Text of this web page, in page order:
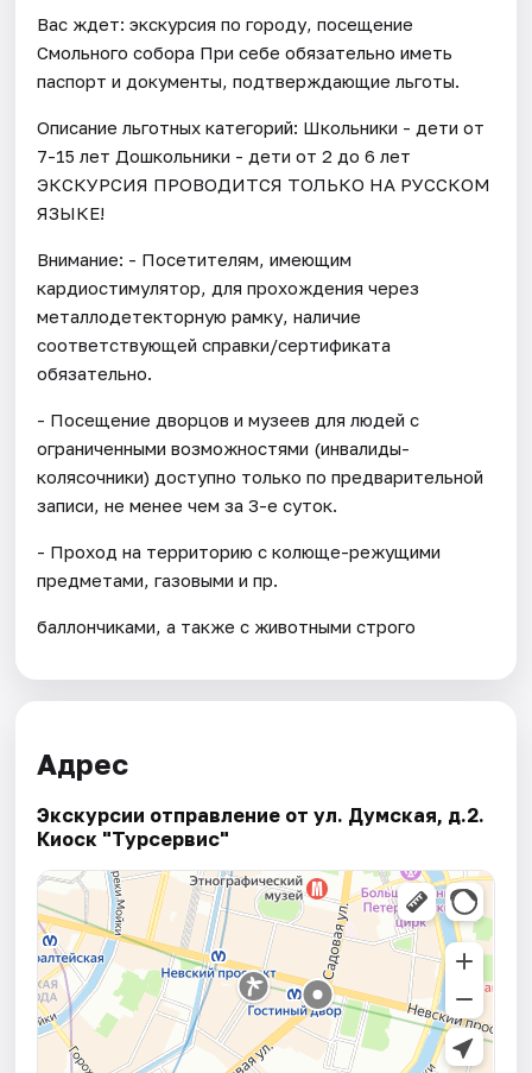
Вас ждет: экскурсия по городу, посещение
Смольного собора При себе обязательно иметь
паспорт и документы, подтверждающие льготы.
Описание льготных категорий: Школьники - дети от
7-15 лет Дошкольники - дети от 2 до 6 лет
ЭКСКУРСИЯ ПРОВОДИТСЯ ТОЛЬКО НА РУССКОМ
ЯЗЫКЕ!
Внимание: - Посетителям, имеющим
кардиостимулятор, для прохождения через
металлодетекторную рамку, наличие
соответствующей справки/сертификата
обязательно.
- Посещение дворцов и музеев для людей с
ограниченными возможностями (инвалиды-
колясочники) доступно только по предварительной
записи, не менее чем за 3-е суток.
- Проход на территорию с колюще-режущими
предметами, газовыми и пр.
баллончиками, а также с животными строго
Адрес
Экскурсии отправление от ул. Думская, д.2.
Киоск "Турсервис"